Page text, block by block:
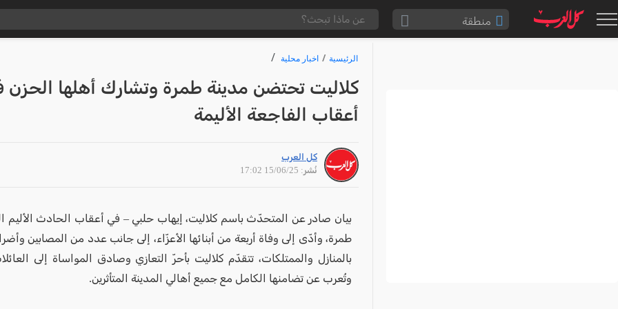
منطقة
الرئيسية اخبار محلية
كلاليت تحتضن مدينة طمرة وتشارك أهلها الحزن
أعقاب الفاجعة الأليمة
كل العرب
نُشر: 15/06/25 17:02
بيان صادر عن المتحدّث باسم كلاليت، إيهاب حلبي – في أعقاب الحادث الأليم
طمرة، وأدّى إلى وفاة أربعة من أبنائها الأعزّاء، إلى جانب عدد من المصابين
بالمنازل والممتلكات، تتقدّم كلاليت بأحرّ التعازي وصادق المواساة إلى
وتُعرب عن تضامنها الكامل مع جميع أهالي المدينة المتأثرين.